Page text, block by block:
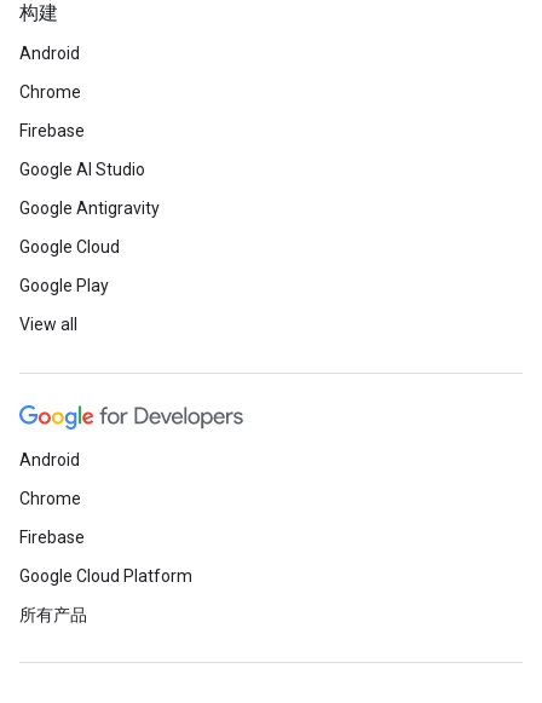
构建
Android
Chrome
Firebase
Google AI Studio
Google Antigravity
Google Cloud
Google Play
View all
Android
Chrome
Firebase
Google Cloud Platform
所有产品